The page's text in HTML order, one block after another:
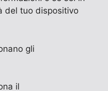
del tuo dispositivo
gli
il